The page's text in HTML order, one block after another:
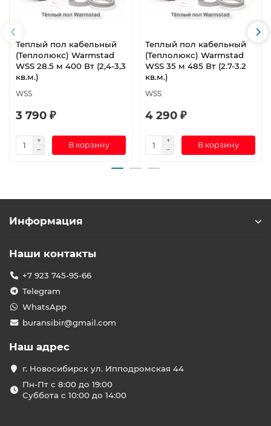
Теплый пол кабельный
(Теплолюкс) Warmstad
WSS 28.5 м 400 Вт (2,4-3,3
кв.м.)
WSS
3 790 ₽
В корзину
Теплый пол кабельный
(Теплолюкс) Warmstad
WSS 35 м 485 Вт (2.7-3.2
кв.м.)
WSS
4 290 ₽
В корзину
Информация
Наши контакты
+7 923 745-95-66
Telegram
WhatsApp
buransibir@gmail.com
Наш адрес
г. Новосибирск ул. Ипподромская 44
Пн-Пт с 8:00 до 19:00
Суббота с 10:00 до 14:00